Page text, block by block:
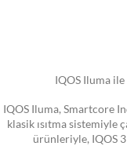
IQOS Iluma
IQOS Iluma, Smartcore
klasik ısıtma sistemiyle
ürünleriyle, IQOS